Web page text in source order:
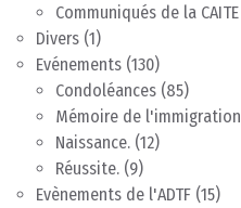
Communiqués de la CAITE
Divers (1)
Evénements (130)
Condoléances (85)
Mémoire de l'immigration
Naissance. (12)
Réussite. (9)
Evènements de l'ADTF (15)